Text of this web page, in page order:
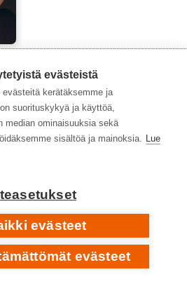
evästeistä
kerätäksemme ja
suorituskykyä ja käyttöä,
median ominaisuuksia sekä
sisältöä ja mainoksia. Lue
evästeet
evästeet